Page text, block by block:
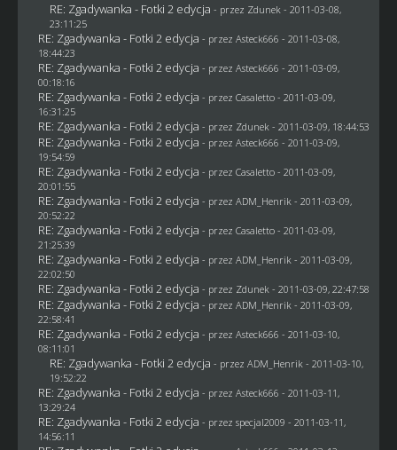
RE: Zgadywanka - Fotki 2 edycja - przez Zdunek - 2011-03-08,
23:11:25
RE: Zgadywanka - Fotki 2 edycja - przez Asteck666 - 2011-03-08,
18:44:23
RE: Zgadywanka - Fotki 2 edycja - przez Asteck666 - 2011-03-09,
00:18:16
RE: Zgadywanka - Fotki 2 edycja - przez Casaletto- 2011-03-09,
16:31:25
RE: Zgadywanka - Fotki 2 edycja - przez Zdunek - 2011-03-09, 18:44:53
RE: Zgadywanka - Fotki 2 edycja - przez Asteck666 - 2011-03-09,
19:54:59
RE: Zgadywanka - Fotki 2 edycja - przez Casaletto- 2011-03-09,
20:01:55
RE: Zgadywanka - Fotki 2 edycja - przez ADM_Henrik - 2011-03-09,
20:52:22
RE: Zgadywanka - Fotki 2 edycja - przez Casaletto- 2011-03-09,
21:25:39
RE: Zgadywanka - Fotki 2 edycja - przez ADM_Henrik - 2011-03-09,
22:02:50
RE: Zgadywanka - Fotki 2 edycja - przez Zdunek - 2011-03-09, 22:47:58
RE: Zgadywanka - Fotki 2 edycja - przez ADM_Henrik - 2011-03-09,
22:58:41
RE: Zgadywanka - Fotki 2 edycja - przez Asteck666 - 2011-03-10,
08:11:01
RE: Zgadywanka - Fotki 2 edycja - przez ADM_Henrik - 2011-03-10,
19:52:22
RE: Zgadywanka - Fotki 2 edycja - przez Asteck666 - 2011-03-11,
13:29:24
RE: Zgadywanka - Fotki 2 edycja - przez specjal2009 - 2011-03-11,
14:56:11